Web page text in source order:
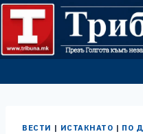
Skip
content
ВЕСТИ | ИСТАКНАТО | ПО